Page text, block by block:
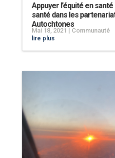
Appuyer l’équité en
santé dans les
Autochtones
Mai 18, 2021 | Communauté
lire plus